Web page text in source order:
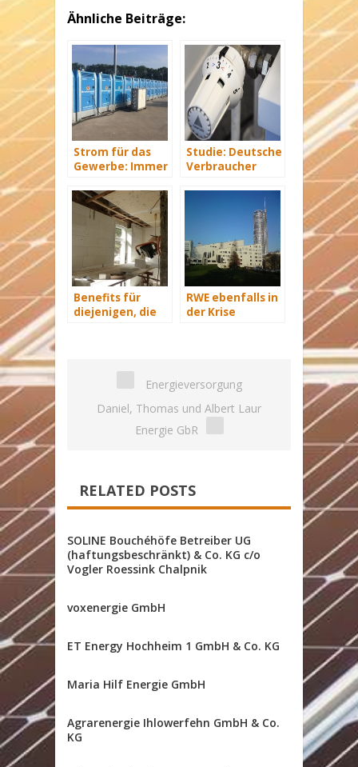
Ähnliche Beiträge:
Strom für das
Gewerbe: Immer
versorgt
Studie: Deutsche
Verbraucher
Hunderte Euro
an Heizkosten
Benefits für
diejenigen, die
RWE ebenfalls in
der Krise
Energieversorgung
Daniel, Thomas und Albert Laur
Energie GbR
RELATED POSTS
SOLINE Bouchéhöfe Betreiber UG
(haftungsbeschränkt) & Co. KG c/o
Vogler Roessink Chalpnik
voxenergie GmbH
ET Energy Hochheim 1 GmbH & Co. KG
Maria Hilf Energie GmbH
Agrarenergie Ihlowerfehn GmbH & Co.
KG